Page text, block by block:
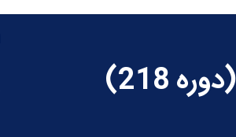
218)